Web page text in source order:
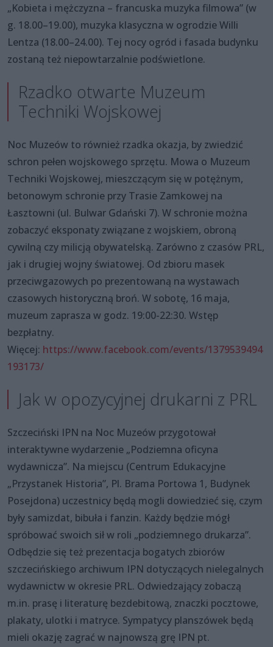
„Kobieta i mężczyzna – francuska muzyka filmowa” (w
g. 18.00–19.00), muzyka klasyczna w ogrodzie Willi
Lentza (18.00–24.00). Tej nocy ogród i fasada budynku
zostaną też niepowtarzalnie podświetlone.
Rzadko otwarte Muzeum
Techniki Wojskowej
Noc Muzeów to również rzadka okazja, by zwiedzić
schron pełen wojskowego sprzętu. Mowa o Muzeum
Techniki Wojskowej, mieszczącym się w potężnym,
betonowym schronie przy Trasie Zamkowej na
Łasztowni (ul. Bulwar Gdański 7). W schronie można
zobaczyć eksponaty związane z wojskiem, obroną
cywilną czy milicją obywatelską. Zarówno z czasów PRL,
jak i drugiej wojny światowej. Od zbioru masek
przeciwgazowych po prezentowaną na wystawach
czasowych historyczną broń. W sobotę, 16 maja,
muzeum zaprasza w godz. 19:00-22:30. Wstęp
bezpłatny.
Więcej: https://www.facebook.com/events/1379539494
193173/
Jak w opozycyjnej drukarni z PRL
Szczeciński IPN na Noc Muzeów przygotował
interaktywne wydarzenie „Podziemna oficyna
wydawnicza”. Na miejscu (Centrum Edukacyjne
„Przystanek Historia”, Pl. Brama Portowa 1, Budynek
Posejdona) uczestnicy będą mogli dowiedzieć się, czym
były samizdat, bibuła i fanzin. Każdy będzie mógł
spróbować swoich sił w roli „podziemnego drukarza”.
Odbędzie się też prezentacja bogatych zbiorów
szczecińskiego archiwum IPN dotyczących nielegalnych
wydawnictw w okresie PRL. Odwiedzający zobaczą
m.in. prasę i literaturę bezdebitową, znaczki pocztowe,
plakaty, ulotki i matryce. Sympatycy planszówek będą
mieli okazję zagrać w najnowszą grę IPN pt.